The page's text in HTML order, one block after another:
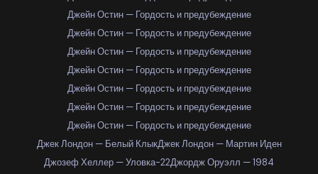
Джейн Остин — Гордость и предубеждение
Джейн Остин — Гордость и предубеждение
Джейн Остин — Гордость и предубеждение
Джейн Остин — Гордость и предубеждение
Джейн Остин — Гордость и предубеждение
Джейн Остин — Гордость и предубеждение
Джейн Остин — Гордость и предубеждение
Джек Лондон — Белый КлыкДжек Лондон — Мартин Иден
Джозеф Хеллер — Уловка-22Джордж Оруэлл — 1984